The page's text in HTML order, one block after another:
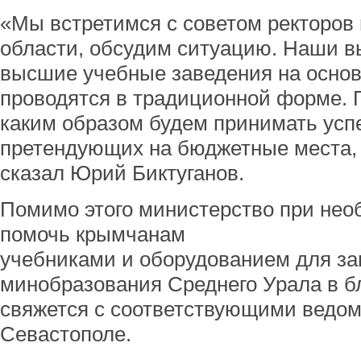
«Мы встретимся с советом
области, обсудим ситуацию. Наши
высшие учебные заведения на
проводятся в традиционной
каким образом будем принимать
претендующих на бюджетные
сказал Юрий Биктуганов.
Помимо этого министерство при
помочь крымчанам
учебниками и оборудованием для
минобразования Среднего Урала в
свяжется с соответствующими
Севастополе.